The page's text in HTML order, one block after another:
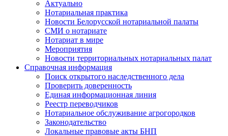
Актуально
Нотариальная практика
Новости Белорусской нотариальной палаты
СМИ о нотариате
Нотариат в мире
Мероприятия
Новости территориальных нотариальных палат
Справочная информация
Поиск открытого наследственного дела
Проверить доверенность
Единая информационная линия
Реестр переводчиков
Нотариальное обслуживание агрогородков
Законодательство
Локальные правовые акты БНП